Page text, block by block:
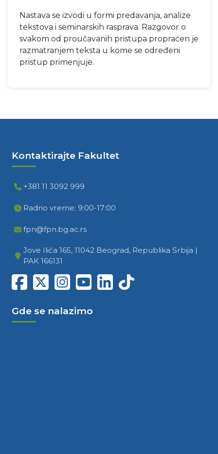
Nastava se izvodi u formi predavanja, analize
tekstova i seminarskih rasprava. Razgovor o
svakom od proučavanih pristupa propraćen je
razmatranjem teksta u kome se određeni
pristup primenjuje.
Kontaktirajte Fakultet
+381 11 3092 999
Radno vreme: 9:00-17:00
fpn@fpn.bg.ac.rs
Jove Ilića 165, 11042 Beograd, Republika Srbija |
PAK 166131
Gde se nalazimo